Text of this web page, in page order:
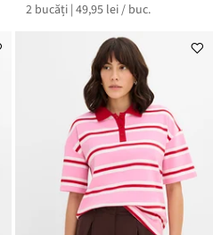
2 bucăți | 49,95 lei / buc.